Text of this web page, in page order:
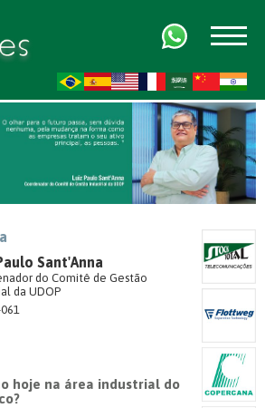
Sant'Anna
do Comitê de Gestão
da UDOP
hoje na área industrial do